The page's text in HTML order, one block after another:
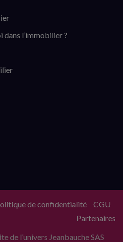
l’immobilier ?
de l’univers Jeanbauche SAS
de confidentialité
CGU
Partenaires